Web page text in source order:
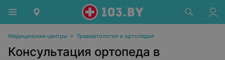
Медицинские центры • Травматология и ортопедия
Консультация ортопеда в